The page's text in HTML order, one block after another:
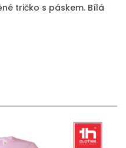
tričko s páskem. Bílá